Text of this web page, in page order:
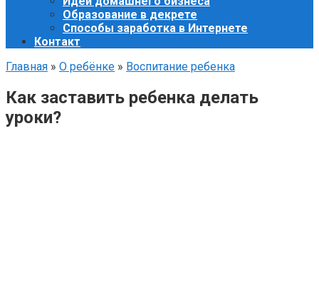
Образование в декрете
Способы заработка в Интернете
Контакт
Главная » О ребёнке » Воспитание ребенка
Как заставить ребенка делать
уроки?